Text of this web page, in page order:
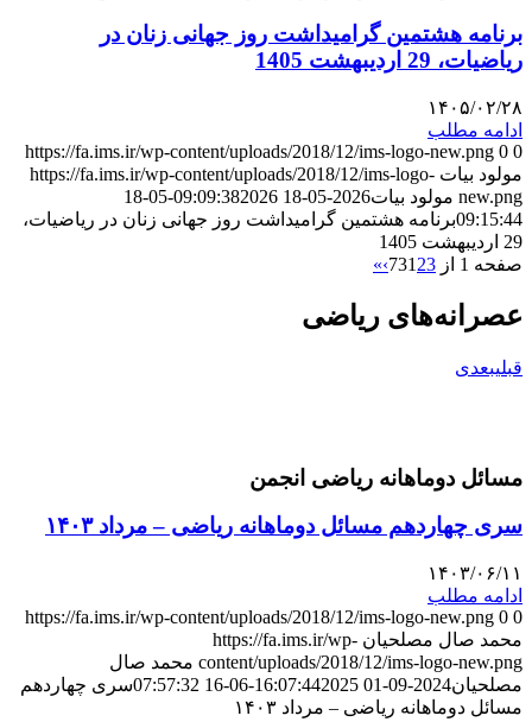
برنامه هشتمین گرامیداشت روز جهانی زنان در
ریاضیات، 29 اردیبهشت 1405
۱۴۰۵/۰۲/۲۸
ادامه مطلب
https://fa.ims.ir/wp-content/uploads/2018/12/ims-logo-new.png 0 0
مولود بیات https://fa.ims.ir/wp-content/uploads/2018/12/ims-logo-
new.png مولود بیات2026-05-18 09:09:38
2026-05-18
09:15:44برنامه هشتمین گرامیداشت روز جهانی زنان در ریاضیات،
29 اردیبهشت 1405
صفحه 1 از 73
1 23
›
»
عصرانه‌های ریاضی
قبلیبعدی
مسائل دوماهانه ریاضی انجمن
سری چهاردهم مسائل دوماهانه ریاضی – مرداد ۱۴۰۳
۱۴۰۳/۰۶/۱۱
ادامه مطلب
https://fa.ims.ir/wp-content/uploads/2018/12/ims-logo-new.png 0 0
محمد صال مصلحیان https://fa.ims.ir/wp-
content/uploads/2018/12/ims-logo-new.png محمد صال
مصلحیان2024-09-01 16:07:44
2025-06-16 07:57:32
سری چهاردهم
مسائل دوماهانه ریاضی – مرداد ۱۴۰۳